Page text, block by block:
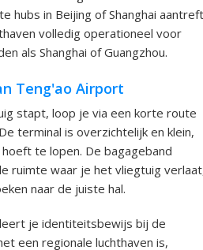
hubs in Beijing of Shanghai
volledig operationeel voor
als Shanghai of Guangzhou.
Teng'ao Airport
stapt, loop je via een korte route
terminal is overzichtelijk en klein,
te lopen. De bagageband
ruimte waar je het vliegtuig
naar de juiste hal.
je identiteitsbewijs bij de
een regionale luchthaven is,